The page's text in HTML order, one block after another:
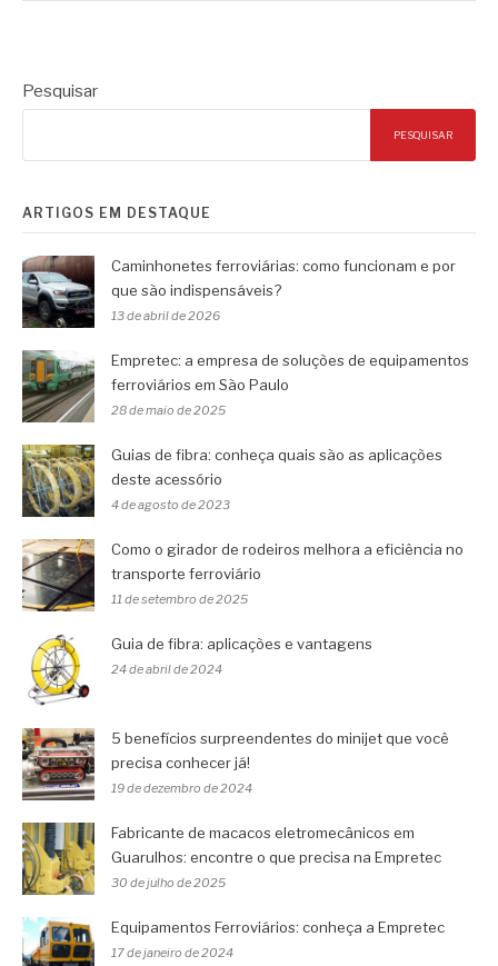
Pesquisar
PESQUISAR
ARTIGOS EM DESTAQUE
Caminhonetes ferroviárias: como funcionam e por
que são indispensáveis?
13 de abril de 2026
Empretec: a empresa de soluções de equipamentos
ferroviários em São Paulo
28 de maio de 2025
Guias de fibra: conheça quais são as aplicações
deste acessório
4 de agosto de 2023
Como o girador de rodeiros melhora a eficiência no
transporte ferroviário
11 de setembro de 2025
Guia de fibra: aplicações e vantagens
24 de abril de 2024
5 benefícios surpreendentes do minijet que você
precisa conhecer já!
19 de dezembro de 2024
Fabricante de macacos eletromecânicos em
Guarulhos: encontre o que precisa na Empretec
30 de julho de 2025
Equipamentos Ferroviários: conheça a Empretec
17 de janeiro de 2024